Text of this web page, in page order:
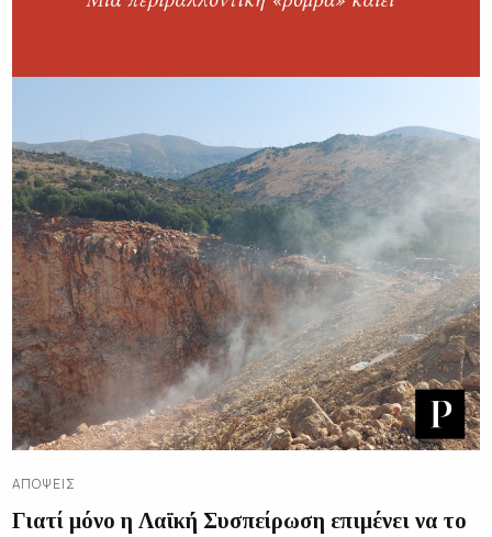
ΑΠΌΨΕΙΣ
Γιατί μόνο η Λαϊκή Συσπείρωση επιμένει να το